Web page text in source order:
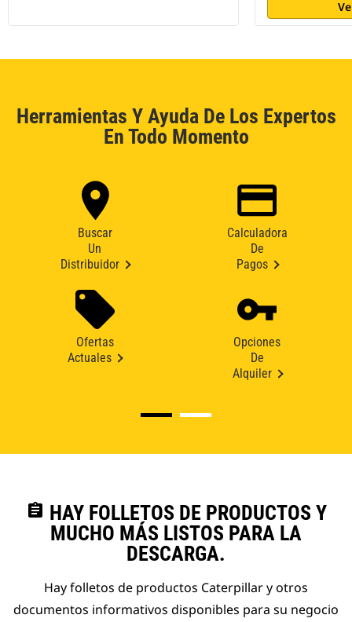
Herramientas Y Ayuda De Los Expertos
En Todo Momento
Buscar
Un
Distribuidor
Calculadora
De
Pagos
Ofertas
Actuales
Opciones
De
Alquiler
assignment HAY FOLLETOS DE PRODUCTOS Y
MUCHO MÁS LISTOS PARA LA
DESCARGA.
Hay folletos de productos Caterpillar y otros
documentos informativos disponibles para su negocio